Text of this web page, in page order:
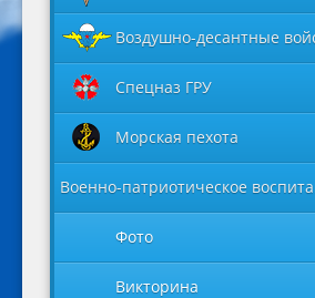
Воздушно-десантные
Спецназ ГРУ
Морская пехота
Военно-патриотическое
Фото
Викторина